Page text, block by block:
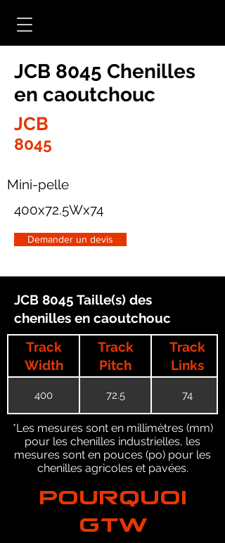
JCB 8045 Chenilles
en caoutchouc
JCB
8045
Mini-pelle
400x72.5Wx74
Demander un devis
JCB 8045 Taille(s) des
chenilles en caoutchouc
Track
Width
Track
Pitch
Track
Links
400 72.5 74
*Les mesures sont en millimètres (mm)
pour les chenilles industrielles, les
mesures sont en pouces (po) pour les
chenilles agricoles et pavées.
POURQUOI
GTW